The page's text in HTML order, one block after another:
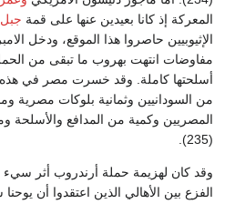
المعركة إذ كانا بعيدين عنها على قمة جبل
الإثيوبيين حاصروا هذا الموقع، ودخل
مفاوضات انتهت بهروب ما تبقى من
أسلحتها كاملة. وقد خسرت مصر في هذه
من السودانيين وثمانية بلوكات مصرية
المصريين وكمية من المدافع والأسلحة
(235).
وقد كان لهزيمة حملة أرندروب أثر
الفزع بين الأهالي الذين اعتقدوا أن